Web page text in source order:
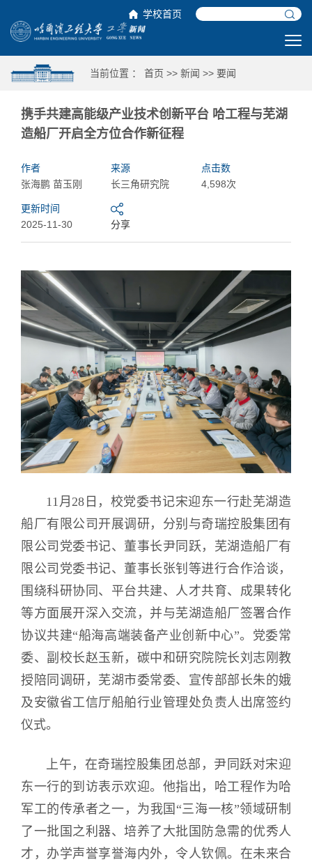
学校首页
当前位置 ： 首页 >> 新闻 >> 要闻
携手共建高能级产业技术创新平台 哈工程与芜湖
造船厂开启全方位合作新征程
作者
张海鹏 苗玉刚
来源
长三角研究院
点击数
4,598次
更新时间
2025-11-30
分享
11月28日，校党委书记宋迎东一行赴芜湖造
船厂有限公司开展调研，分别与奇瑞控股集团有
限公司党委书记、董事长尹同跃，芜湖造船厂有
限公司党委书记、董事长张钊等进行合作洽谈，
围绕科研协同、平台共建、人才共育、成果转化
等方面展开深入交流，并与芜湖造船厂签署合作
协议共建“船海高端装备产业创新中心”。党委常
委、副校长赵玉新，碳中和研究院院长刘志刚教
授陪同调研，芜湖市委常委、宣传部部长朱的娥
及安徽省工信厅船舶行业管理处负责人出席签约
仪式。
上午，在奇瑞控股集团总部，尹同跃对宋迎
东一行的到访表示欢迎。他指出，哈工程作为哈
军工的传承者之一，为我国“三海一核”领域研制
了一批国之利器、培养了大批国防急需的优秀人
才，办学声誉享誉海内外，令人钦佩。在未来合